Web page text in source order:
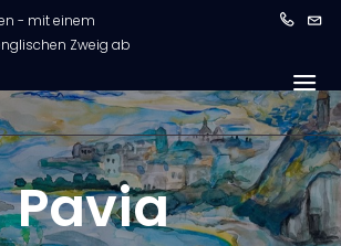
- mit einem
Zweig ab
Pavia